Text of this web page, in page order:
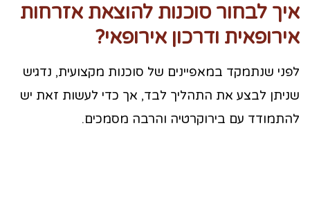
איך לבחור סוכנות להוצאת אזרחות
אירופאית ודרכון אירופאי?
לפני שנתמקד במאפיינים של סוכנות מקצועית, נדגיש
שניתן לבצע את התהליך לבד, אך כדי לעשות זאת יש
להתמודד עם בירוקרטיה והרבה מסמכים.